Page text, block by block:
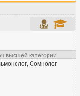
высшей категории
Сомнолог